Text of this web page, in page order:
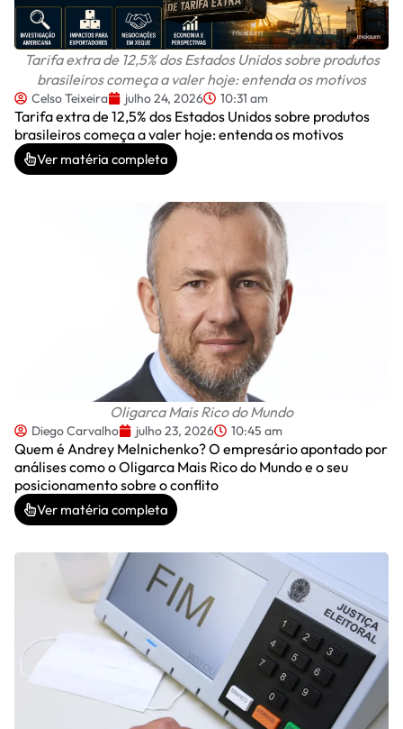
Tarifa extra de 12,5% dos Estados Unidos sobre produtos
brasileiros começa a valer hoje: entenda os motivos
Celso Teixeira julho 24, 2026 10:31 am
Tarifa extra de 12,5% dos Estados Unidos sobre produtos
brasileiros começa a valer hoje: entenda os motivos
Ver matéria completa
Oligarca Mais Rico do Mundo
Diego Carvalho julho 23, 2026 10:45 am
Quem é Andrey Melnichenko? O empresário apontado por
análises como o Oligarca Mais Rico do Mundo e o seu
posicionamento sobre o conflito
Ver matéria completa